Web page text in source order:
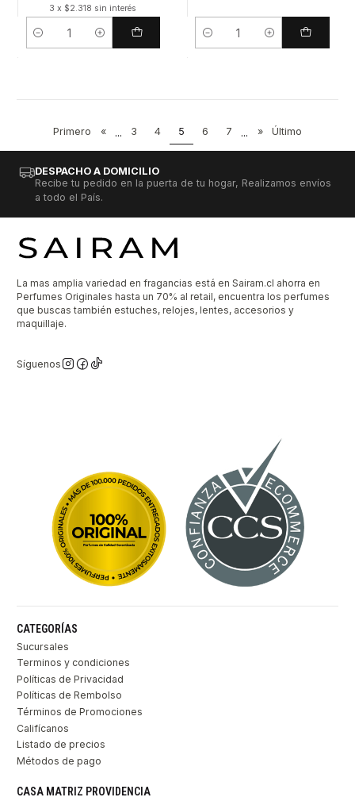
3 x $2.318 sin interés
Cantidad Cantidad
Primero « ... 3 4 5 6 7 ... » Último
DESPACHO A DOMICILIO
Recibe tu pedido en la puerta de tu hogar, Realizamos envíos
a todo el País.
La mas amplia variedad en fragancias está en Sairam.cl ahorra en
Perfumes Originales hasta un 70% al retail, encuentra los perfumes
que buscas también estuches, relojes, lentes, accesorios y
maquillaje.
Síguenos
CATEGORÍAS
Sucursales
Terminos y condiciones
Políticas de Privacidad
Políticas de Rembolso
Términos de Promociones
Califícanos
Listado de precios
Métodos de pago
CASA MATRIZ PROVIDENCIA